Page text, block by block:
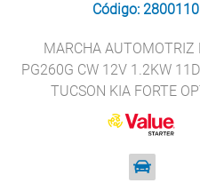
Código: 2800110
MARCHA AUTOMOTRIZ
PG260G CW 12V 1.2KW
TUCSON KIA FORTE
SPORTAGE 2.0L 2.4L VALUE
6974